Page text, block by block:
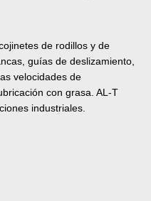
de rodillos y de
guías de deslizamiento,
velocidades de
con grasa. AL-T
industriales.